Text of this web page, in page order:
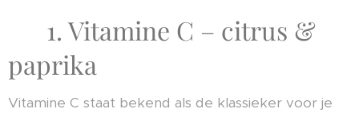
🍊 1. Vitamine C – citrus &
paprika
Vitamine C staat bekend als de klassieker voor je